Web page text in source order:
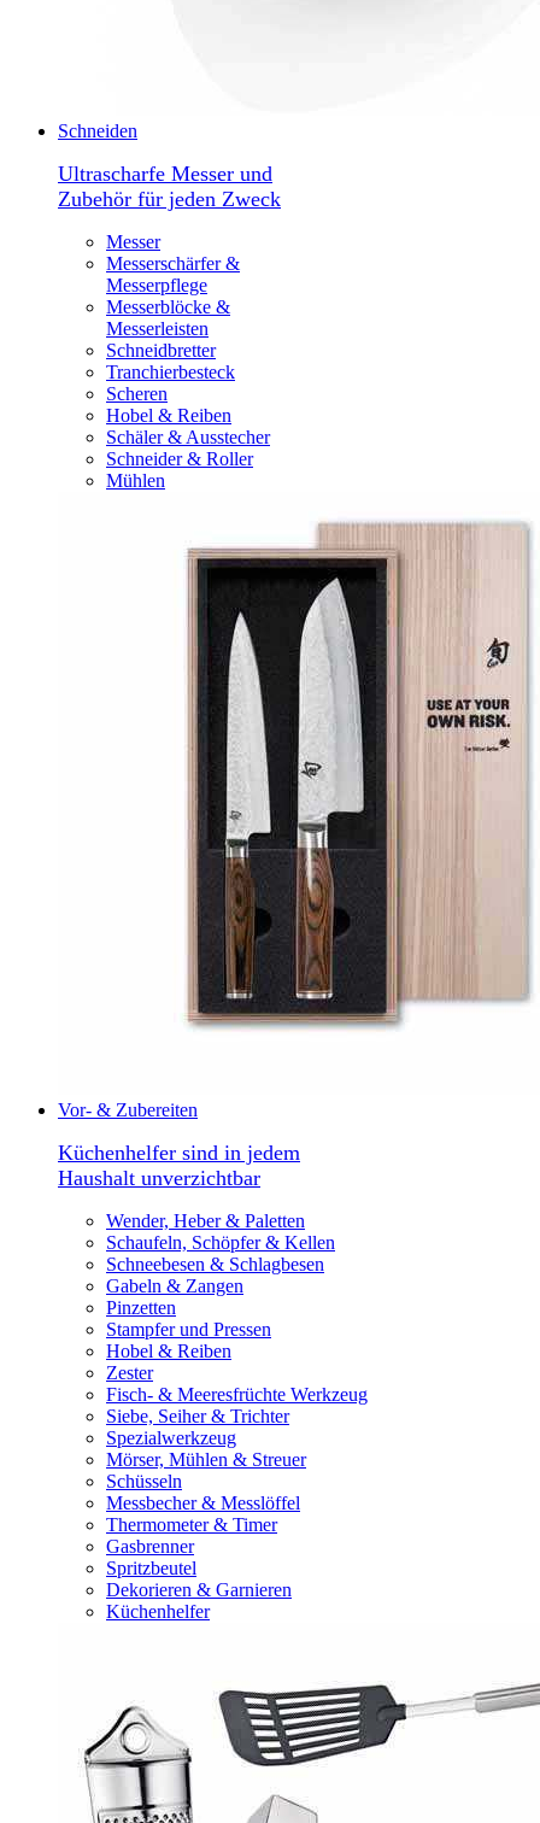
Schneiden
Ultrascharfe Messer und
Zubehör für jeden Zweck
Messer
Messerschärfer &
Messerpflege
Messerblöcke &
Messerleisten
Schneidbretter
Tranchierbesteck
Scheren
Hobel & Reiben
Schäler & Ausstecher
Schneider & Roller
Mühlen
Vor- & Zubereiten
Küchenhelfer sind in jedem
Haushalt unverzichtbar
Wender, Heber & Paletten
Schaufeln, Schöpfer & Kellen
Schneebesen & Schlagbesen
Gabeln & Zangen
Pinzetten
Stampfer und Pressen
Hobel & Reiben
Zester
Fisch- & Meeresfrüchte Werkzeug
Siebe, Seiher & Trichter
Spezialwerkzeug
Mörser, Mühlen & Streuer
Schüsseln
Messbecher & Messlöffel
Thermometer & Timer
Gasbrenner
Spritzbeutel
Dekorieren & Garnieren
Küchenhelfer